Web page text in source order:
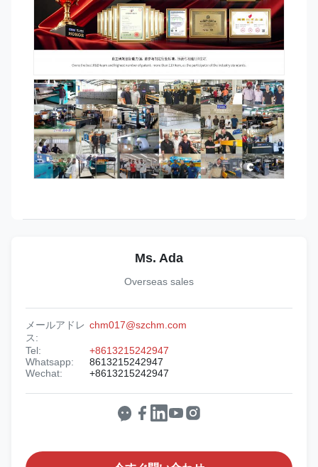
Ms. Ada
Overseas sales
メールアドレ
ス:
chm017@szchm.com
Tel:
+8613215242947
Whatsapp:
8613215242947
Wechat:
+8613215242947